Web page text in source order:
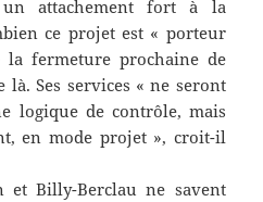
attachement fort à la
ce projet est « porteur
fermeture prochaine de
là. Ses services « ne seront
logique de contrôle, mais
en mode projet », croit-il
et Billy-Berclau ne savent